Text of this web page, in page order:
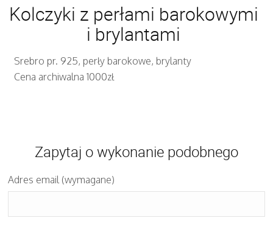
Kolczyki z perłami barokowymi
i brylantami
Srebro pr. 925, perły barokowe, brylanty
Cena archiwalna 1000zł
Zapytaj o wykonanie podobnego
Adres email (wymagane)